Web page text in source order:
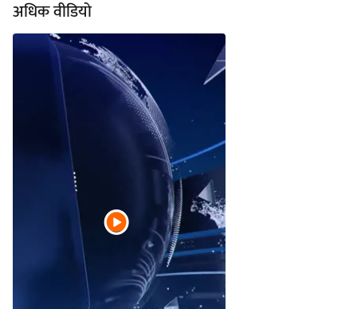
अधिक वीडियो